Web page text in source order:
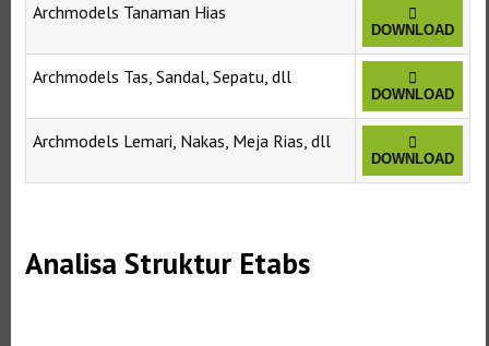
Archmodels Tanaman Hias
DOWNLOAD
Archmodels Tas, Sandal, Sepatu, dll
DOWNLOAD
Archmodels Lemari, Nakas, Meja Rias, dll
DOWNLOAD
Analisa Struktur Etabs